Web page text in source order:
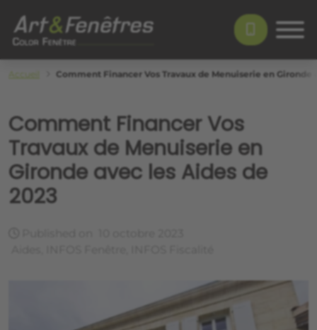
Comment Financer Vos Travaux de Menuiserie en Gironde
Comment Financer Vos
Travaux de Menuiserie en
Gironde avec les Aides de
2023
Color Fenêtre